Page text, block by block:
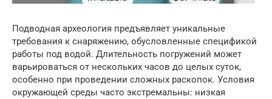
Подводная археология предъявляет уникальные
требования к снаряжению, обусловленные спецификой
работы под водой. Длительность погружений может
варьироваться от нескольких часов до целых суток,
особенно при проведении сложных раскопок. Условия
окружающей среды часто экстремальны: низкая